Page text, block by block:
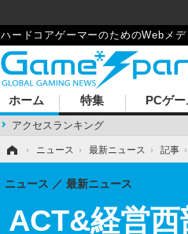
ハードコアゲーマーのためのWebメデ
ホーム
アクセスランキング
特集 PCゲー
› ニュース › 最新ニュース › 記事 ›
ACT&経営
ニュース 最新ニュース